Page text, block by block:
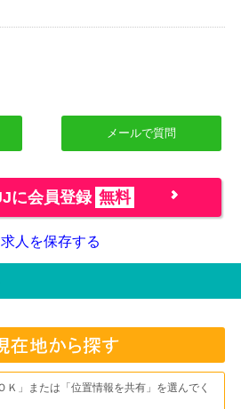
メールで質問
に会員登録 無料
求人を保存する
Ｋ」または「位置情報を共有」を選んでく